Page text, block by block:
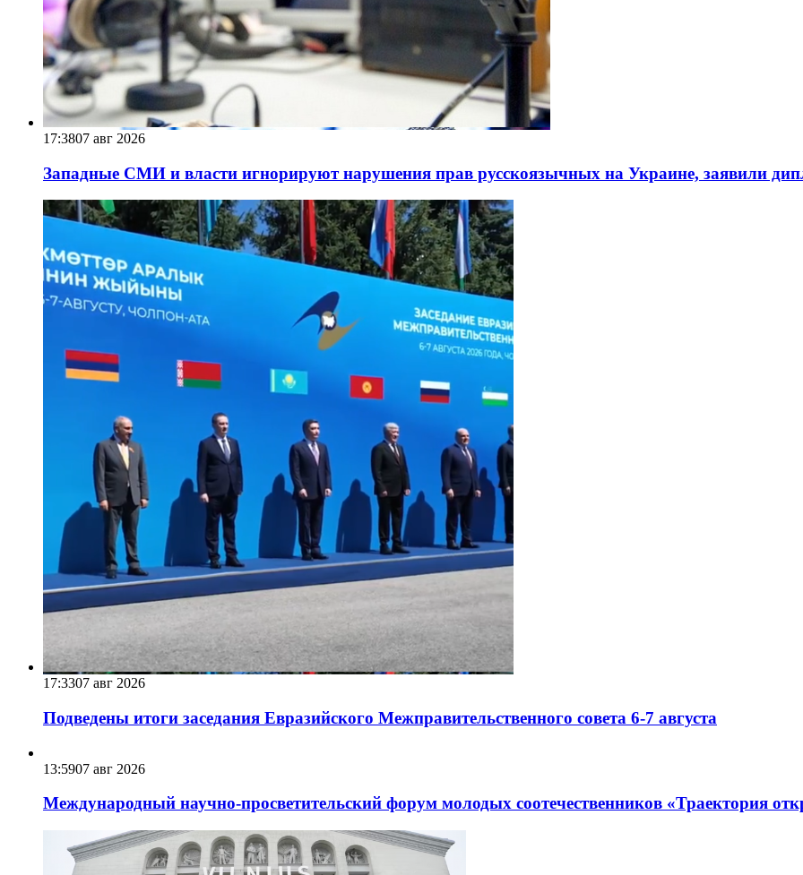
17:3807 авг 2026
Западные СМИ и власти игнорируют нарушения прав русскоязычных на Украине, заявили
17:3307 авг 2026
Подведены итоги заседания Евразийского Межправительственного совета 6-7 августа
13:5907 авг 2026
Международный научно-просветительский форум молодых соотечественников «Траектория